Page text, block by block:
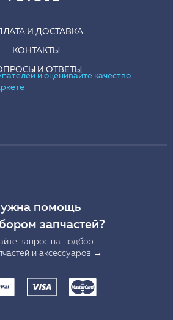
И ДОСТАВКА
КОНТАКТЫ
И ОТВЕТЫ
помощь
запчастей?
запрос на подбор
и аксессуаров →